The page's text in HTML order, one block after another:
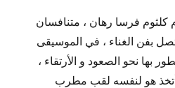
كلثوم فرسا رهان ، متنافسان
بفن الغناء ، في الموسيقى
بها نحو الصعود و الأرتقاء ،
أتخذ هو لنفسه لقب مطرب